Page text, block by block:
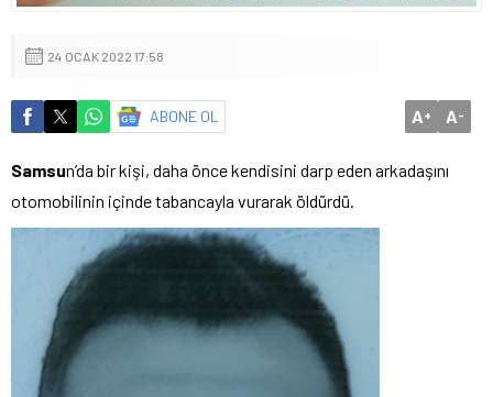
24 OCAK 2022 17:58
ABONE OL A+ A-
Samsun’da bir kişi, daha önce kendisini darp eden arkadaşını
otomobilinin içinde tabancayla vurarak öldürdü.